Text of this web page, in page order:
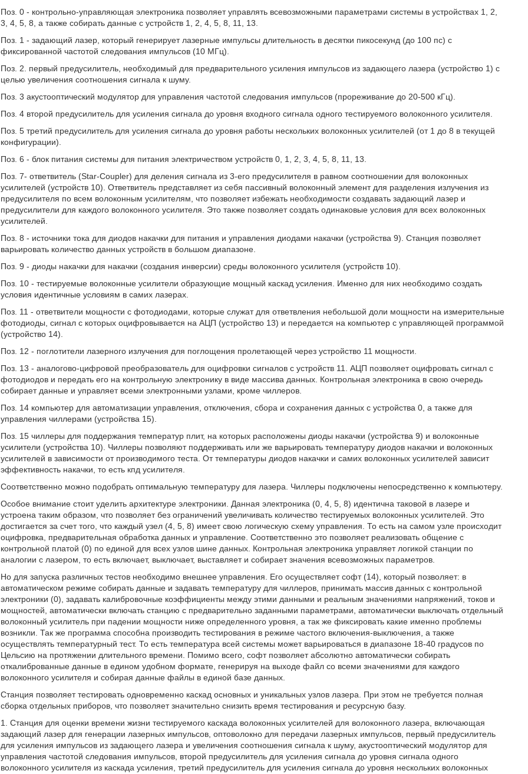
Поз. 0 - контрольно-управляющая электроника позволяет управлять всевозможными параметрами системы в устройствах 1, 2,
3, 4, 5, 8, а также собирать данные с устройств 1, 2, 4, 5, 8, 11, 13.
Поз. 1 - задающий лазер, который генерирует лазерные импульсы длительность в десятки пикосекунд (до 100 пс) с
фиксированной частотой следования импульсов (10 МГц).
Поз. 2. первый предусилитель, необходимый для предварительного усиления импульсов из задающего лазера (устройство 1) с
целью увеличения соотношения сигнала к шуму.
Поз. 3 акустооптический модулятор для управления частотой следования импульсов (прореживание до 20-500 кГц).
Поз. 4 второй предусилитель для усиления сигнала до уровня входного сигнала одного тестируемого волоконного усилителя.
Поз. 5 третий предусилитель для усиления сигнала до уровня работы нескольких волоконных усилителей (от 1 до 8 в текущей
конфигурации).
Поз. 6 - блок питания системы для питания электричеством устройств 0, 1, 2, 3, 4, 5, 8, 11, 13.
Поз. 7- ответвитель (Star-Coupler) для деления сигнала из 3-его предусилителя в равном соотношении для волоконных
усилителей (устройств 10). Ответвитель представляет из себя пассивный волоконный элемент для разделения излучения из
предусилителя по всем волоконным усилителям, что позволяет избежать необходимости создавать задающий лазер и
предусилители для каждого волоконного усилителя. Это также позволяет создать одинаковые условия для всех волоконных
усилителей.
Поз. 8 - источники тока для диодов накачки для питания и управления диодами накачки (устройства 9). Станция позволяет
варьировать количество данных устройств в большом диапазоне.
Поз. 9 - диоды накачки для накачки (создания инверсии) среды волоконного усилителя (устройств 10).
Поз. 10 - тестируемые волоконные усилители образующие мощный каскад усиления. Именно для них необходимо создать
условия идентичные условиям в самих лазерах.
Поз. 11 - ответвители мощности с фотодиодами, которые служат для ответвления небольшой доли мощности на измерительные
фотодиоды, сигнал с которых оцифровывается на АЦП (устройство 13) и передается на компьютер с управляющей программой
(устройство 14).
Поз. 12 - поглотители лазерного излучения для поглощения пролетающей через устройство 11 мощности.
Поз. 13 - аналогово-цифровой преобразователь для оцифровки сигналов с устройств 11. АЦП позволяет оцифровать сигнал с
фотодиодов и передать его на контрольную электронику в виде массива данных. Контрольная электроника в свою очередь
собирает данные и управляет всеми электронными узлами, кроме чиллеров.
Поз. 14 компьютер для автоматизации управления, отключения, сбора и сохранения данных с устройства 0, а также для
управления чиллерами (устройства 15).
Поз. 15 чиллеры для поддержания температур плит, на которых расположены диоды накачки (устройства 9) и волоконные
усилители (устройства 10). Чиллеры позволяют поддерживать или же варьировать температуру диодов накачки и волоконных
усилителей в зависимости от производимого теста. От температуры диодов накачки и самих волоконных усилителей зависит
эффективность накачки, то есть кпд усилителя.
Соответственно можно подобрать оптимальную температуру для лазера. Чиллеры подключены непосредственно к компьютеру.
Особое внимание стоит уделить архитектуре электроники. Данная электроника (0, 4, 5, 8) идентична таковой в лазере и
устроена таким образом, что позволяет без ограничений увеличивать количество тестируемых волоконных усилителей. Это
достигается за счет того, что каждый узел (4, 5, 8) имеет свою логическую схему управления. То есть на самом узле происходит
оцифровка, предварительная обработка данных и управление. Соответственно это позволяет реализовать общение с
контрольной платой (0) по единой для всех узлов шине данных. Контрольная электроника управляет логикой станции по
аналогии с лазером, то есть включает, выключает, выставляет и собирает значения всевозможных параметров.
Но для запуска различных тестов необходимо внешнее управления. Его осуществляет софт (14), который позволяет: в
автоматическом режиме собирать данные и задавать температуру для чиллеров, принимать массив данных с контрольной
электроники (0), задавать калибровочные коэффициенты между этими данными и реальным значениями напряжений, токов и
мощностей, автоматически включать станцию с предварительно заданными параметрами, автоматически выключать отдельный
волоконный усилитель при падении мощности ниже определенного уровня, а так же фиксировать какие именно проблемы
возникли. Так же программа способна производить тестирования в режиме частого включения-выключения, а также
осуществлять температурный тест. То есть температура всей системы может варьироваться в диапазоне 18-40 градусов по
Цельсию на протяжении длительного времени. Помимо всего, софт позволяет абсолютно автоматически собирать
откалиброванные данные в едином удобном формате, генерируя на выходе файл со всеми значениями для каждого
волоконного усилителя и собирая данные файлы в единой базе данных.
Станция позволяет тестировать одновременно каскад основных и уникальных узлов лазера. При этом не требуется полная
сборка отдельных приборов, что позволяет значительно снизить время тестирования и ресурсную базу.
1. Станция для оценки времени жизни тестируемого каскада волоконных усилителей для волоконного лазера, включающая
задающий лазер для генерации лазерных импульсов, оптоволокно для передачи лазерных импульсов, первый предусилитель
для усиления импульсов из задающего лазера и увеличения соотношения сигнала к шуму, акустооптический модулятор для
управления частотой следования импульсов, второй предусилитель для усиления сигнала до уровня сигнала одного
волоконного усилителя из каскада усиления, третий предусилитель для усиления сигнала до уровня нескольких волоконных